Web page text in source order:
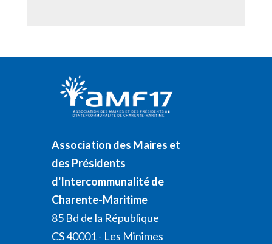
Association des Maires et
des Présidents
d'Intercommunalité de
Charente-Maritime
85 Bd de la République
CS 40001 - Les Minimes